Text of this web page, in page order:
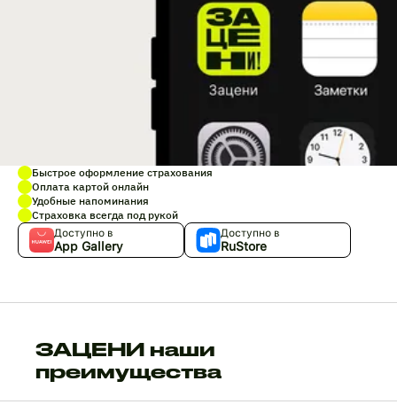
Быстрое оформление страхования
Оплата картой онлайн
Удобные напоминания
Страховка всегда под рукой
Доступно в
App Gallery
Доступно в
RuStore
ЗАЦЕНИ наши
преимущества